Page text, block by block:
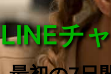
LINEチ